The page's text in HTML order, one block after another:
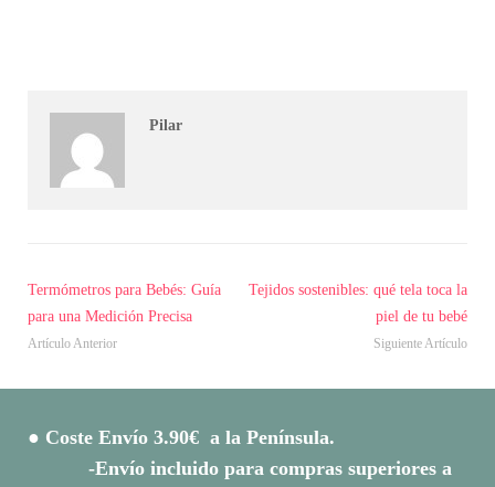
Pilar
Termómetros para Bebés: Guía
para una Medición Precisa
Artículo Anterior
Tejidos sostenibles: qué tela toca la
piel de tu bebé
Siguiente Artículo
● Coste Envío 3.90€ a la Península.
-Envío incluido para compras superiores a